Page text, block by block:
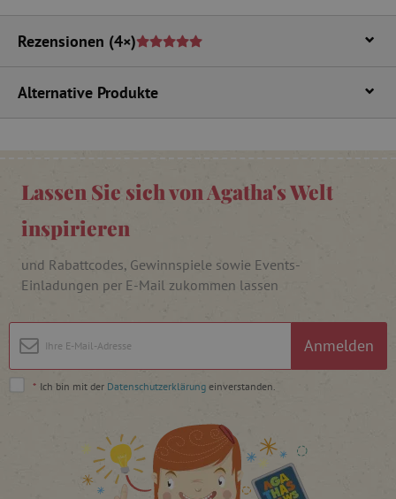
Rezensionen (4×)
Alternative Produkte
Lassen Sie sich von Agatha's Welt
inspirieren
und Rabattcodes, Gewinnspiele sowie Events-
Einladungen per E-Mail zukommen lassen
Anmelden
* Ich bin mit der Datenschutzerklärung einverstanden.
_pinterest_ct_ua
Pinterest Inc.
_lb .agathaswelt.de